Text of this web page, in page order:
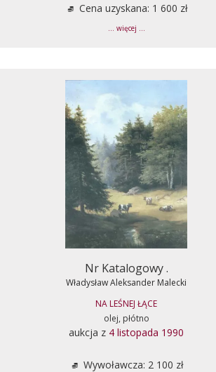
Cena uzyskana: 1 600 zł
... więcej ...
Nr Katalogowy .
Władysław Aleksander Malecki
NA LEŚNEJ ŁĄCE
olej, płótno
aukcja z 4 listopada 1990
Wywoławcza: 2 100 zł